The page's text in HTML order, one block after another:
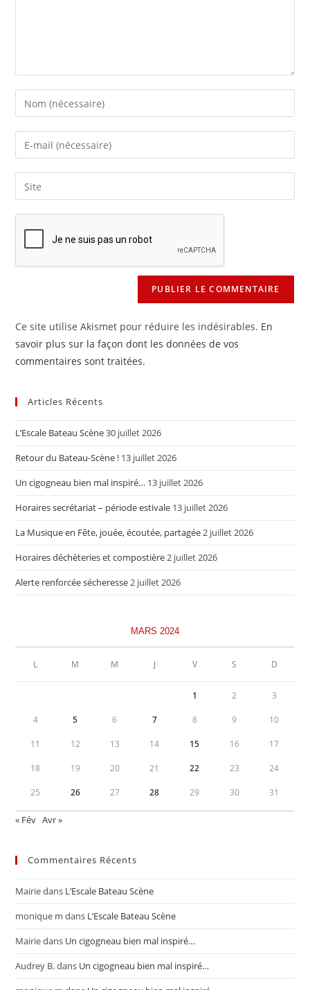
Enter
your
name
comment
Enter
your
email
address
Saisir
l’URL
de
votre
site
(facultatif)
Ce site utilise Akismet pour réduire les indésirables. En
savoir plus sur la façon dont les données de vos
commentaires sont traitées.
Articles Récents
L’Escale Bateau Scène30 juillet 2026
Retour du Bateau-Scène ! 13 juillet 2026
Un cigogneau bien mal inspiré… 13 juillet 2026
Horaires secrétariat – période estivale 13 juillet 2026
La Musique en Fête, jouée, écoutée, partagée2 juillet 2026
Horaires déchèteries et compostière2 juillet 2026
Alerte renforcée sécheresse2 juillet 2026
MARS 2024
L M M J V S D
1 2 3
4 5 6 7 8 9 10
11 12 13 14 15 16 17
18 19 20 21 22 23 24
25 26 27 28 29 30 31
« Fév Avr »
Commentaires Récents
Mairiedans L’Escale Bateau Scène
monique m dans L’Escale Bateau Scène
Mairiedans Un cigogneau bien mal inspiré…
Audrey B.dans Un cigogneau bien mal inspiré…